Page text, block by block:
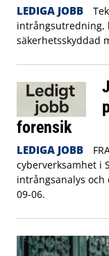
LEDIGA JOBB
intrångsutredning,
säkerhetsskyddad
forensik
LEDIGA JOBB
cyberverksamhet i
intrångsanalys och
09-06.